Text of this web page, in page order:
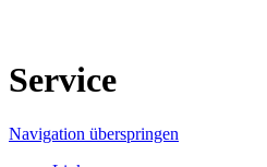
Service
Navigation überspringen